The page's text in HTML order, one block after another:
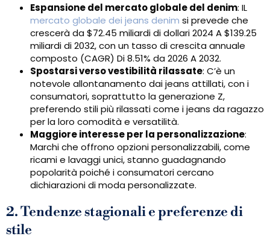
Espansione del mercato globale del denim: IL
mercato globale dei jeans denim si prevede che
crescerà da $72.45 miliardi di dollari 2024 A $139.25
miliardi di 2032, con un tasso di crescita annuale
composto (CAGR) Di 8.51% da 2026 A 2032.
Spostarsi verso vestibilità rilassate: C’è un
notevole allontanamento dai jeans attillati, con i
consumatori, soprattutto la generazione Z,
preferendo stili più rilassati come i jeans da ragazzo
per la loro comodità e versatilità.
Maggiore interesse per la personalizzazione:
Marchi che offrono opzioni personalizzabili, come
ricami e lavaggi unici, stanno guadagnando
popolarità poiché i consumatori cercano
dichiarazioni di moda personalizzate.
2. Tendenze stagionali e preferenze di
stile